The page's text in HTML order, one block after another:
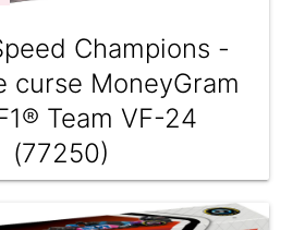
Champions -
curse MoneyGram
Team VF-24
(77250)